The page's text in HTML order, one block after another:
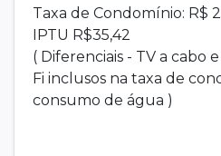
Taxa de Condomínio: R$
IPTU R$35,42
( Diferenciais - TV a cabo
Fi inclusos na taxa de
consumo de água )